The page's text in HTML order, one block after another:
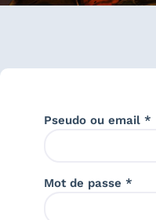
Pseudo ou email *
Mot de passe *